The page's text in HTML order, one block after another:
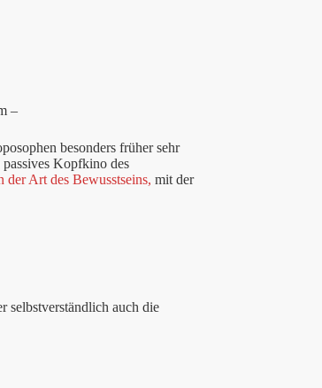
–
besonders früher sehr
Kopfkino des
der Art des Bewusstseins, mit der
selbstverständlich auch die